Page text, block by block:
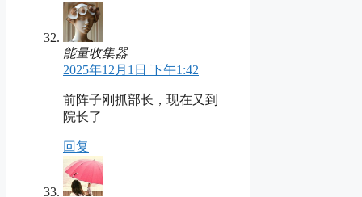
能量收集器
2025年12月1日 下午1:42
前阵子刚抓部长，现在又到
院长了
回复